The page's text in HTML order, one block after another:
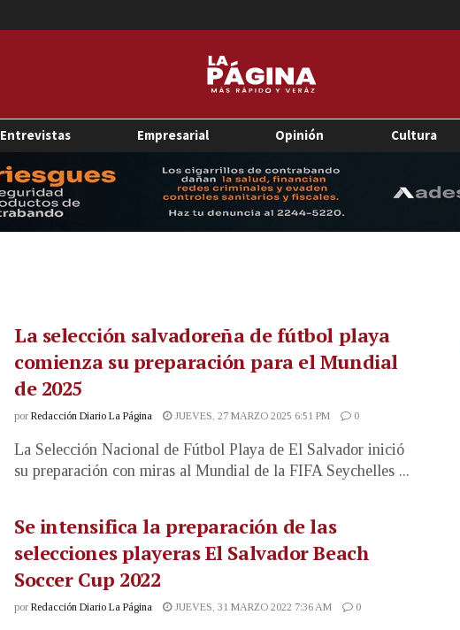
Entrevistas Empresarial Opinión Cultura
La selección salvadoreña de fútbol playa
comienza su preparación para el Mundial
de 2025
por Redacción Diario La Página JUEVES, 27 MARZO 2025 6:51 PM 0
La Selección Nacional de Fútbol Playa de El Salvador inició
su preparación con miras al Mundial de la FIFA Seychelles ...
Se intensifica la preparación de las
selecciones playeras El Salvador Beach
Soccer Cup 2022
por Redacción Diario La Página JUEVES, 31 MARZO 2022 7:36 AM 0